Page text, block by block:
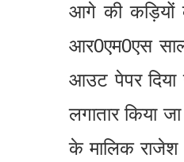
आगे की कड़ियों
आर0एम0एस
आउट पेपर दिया
लगातार किया
के मालिक